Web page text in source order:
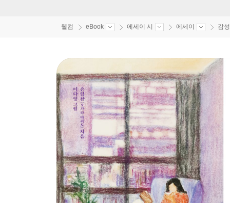
웰컴 eBook 에세이 시 에세이 감